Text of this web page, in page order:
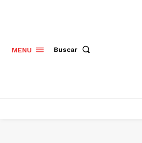
MENU Buscar